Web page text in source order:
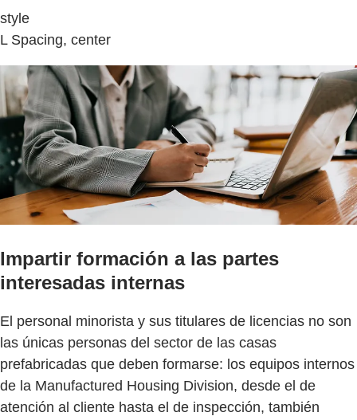
style
L Spacing, center
Impartir formación a las partes
interesadas internas
El personal minorista y sus titulares de licencias no son
las únicas personas del sector de las casas
prefabricadas que deben formarse: los equipos internos
de la Manufactured Housing Division, desde el de
atención al cliente hasta el de inspección, también